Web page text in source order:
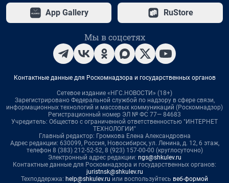
App Gallery RuStore
Мы в соцсетях
Контактные данные для Роскомнадзора и государственных органов
Сетевое издание «НГС.НОВОСТИ» (18+)
Зарегистрировано Федеральной службой по надзору в сфере связи,
информационных технологий и массовых коммуникаций (Роскомнадзор)
Регистрационный номер ЭЛ № ФС 77— 84683
Учредитель: Общество с ограниченной ответственностью "ИНТЕРНЕТ
ТЕХНОЛОГИИ"
Главный редактор: Громкова Елена Александровна
Адрес редакции: 630099, Россия, Новосибирск, ул. Ленина, д. 12, 6 этаж,
телефон 8 (383) 212-52-52, 8 (923) 157-00-00 (круглосуточно)
Электронный адрес редакции: ngs@shkulev.ru
Контактные данные для Роскомнадзора и государственных органов:
juristnsk@shkulev.ru
Техподдержка: help@shkulev.ru или воспользуйтесь веб-формой